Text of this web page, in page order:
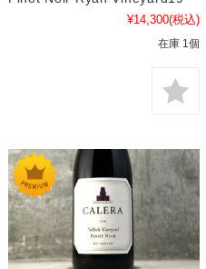
¥14,300(税込)
在庫 1個